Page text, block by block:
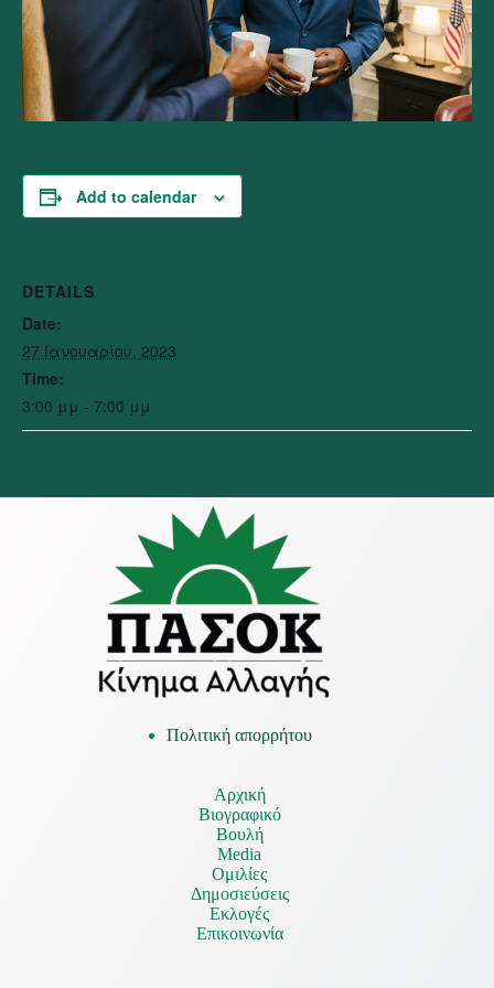
Add to calendar
DETAILS
Date:
27 Ιανουαρίου, 2023
Time:
3:00 μμ - 7:00 μμ
Πολιτική απορρήτου
Αρχική
Βιογραφικό
Βουλή
Media
Ομιλίες
Δημοσιεύσεις
Εκλογές
Επικοινωνία